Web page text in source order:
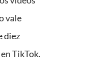
vale
diez
TikTok.